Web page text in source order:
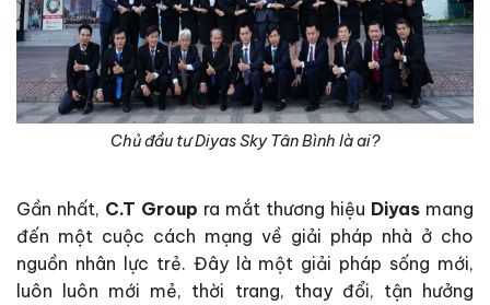
Chủ đầu tư Diyas Sky Tân Bình là ai?
Gần nhất, C.T Group ra mắt thương hiệu Diyas mang
đến một cuộc cách mạng về giải pháp nhà ở cho
nguồn nhân lực trẻ. Đây là một giải pháp sống mới,
luôn luôn mới mẻ, thời trang, thay đổi, tận hưởng